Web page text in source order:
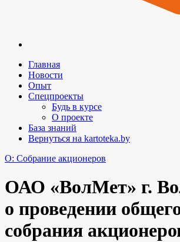
Главная
Новости
Опыт
Спецпроекты
Будь в курсе
О проекте
База знаний
Вернуться на kartoteka.by
O: Собрание акционеров
ОАО «ВолМет» г.
о проведении
собрания